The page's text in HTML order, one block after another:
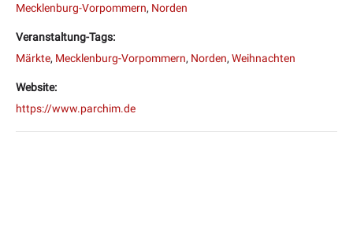
Mecklenburg-Vorpommern, Norden
Veranstaltung-Tags:
Märkte, Mecklenburg-Vorpommern, Norden, Weihnachten
Website:
https://www.parchim.de